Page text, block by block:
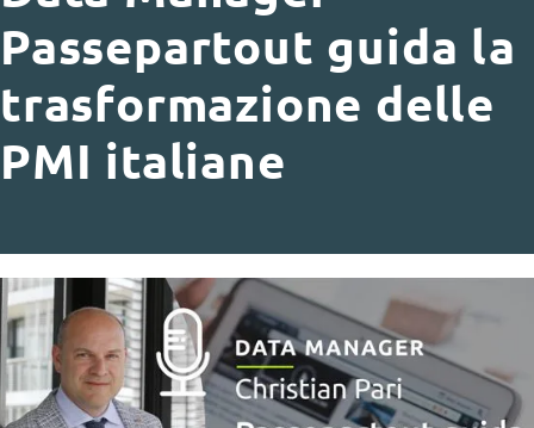
Passepartout guida la
trasformazione delle
PMI italiane